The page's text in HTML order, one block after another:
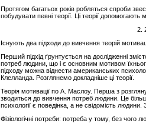
Протягом багатьох років робляться спроби
побудувати певні теорії. Ці теорії
2.
Існують два підходи до вивчення теорій
Перший підхід ґрунтується на дослідженні
потреб людини, що і є основним мотивом
підходу можна віднести американських
Клелланда. Розглянемо докладніше ці теорії.
Теорія мотивації по А. Маслоу. Перша з
зводиться до вивчення потреб людини. Це
психології є поведінка, а не свідомість
Фізіологічні потреби: потреба у тому, без чого